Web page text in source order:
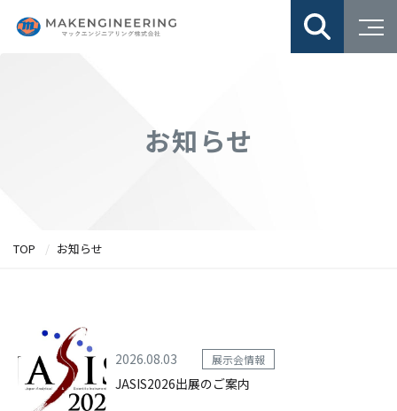
お知らせ
TOP お知らせ
2026.08.03 展示会情報
JASIS2026出展のご案内